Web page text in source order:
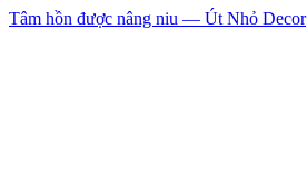
Tâm hồn được nâng niu — Út Nhỏ Decor